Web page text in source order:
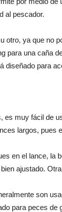
al pescador.
otro, ya que no
para una caña
diseñado para
es muy fácil de
largos, pues
en el lance, la
ajustado.
son
para peces de